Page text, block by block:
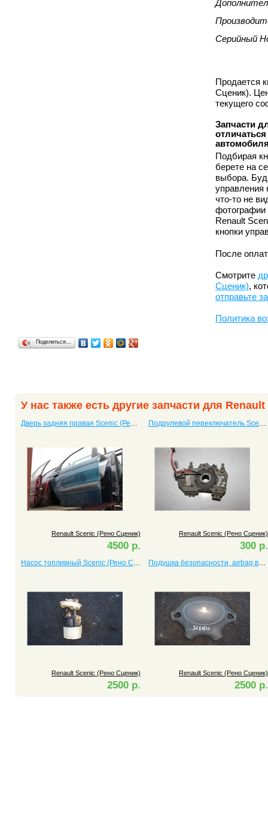
Серийный
Продается
Сценик).
текущего
Запчасти
Подбирая
берете на
выбора.
управления
что-то не
фотографии
Renault
кнопки
После
Смотрите
Сценик),
отправьте
Политика
Поделиться…
У нас также есть другие запчасти для
Дверь задняя правая Scenic (Рено Сценик)
Renault Scenic (Рено Сценик)
4500 р.
Подрулевой переключатель Scenic (Рено Сценик)
Renault Scenic (Рено Сценик)
300 р.
Насос топливный Scenic (Рено Сценик)
Renault Scenic (Рено Сценик)
2500 р.
Подушка безопасности, airbag водителя Scenic (Рено Сценик)
Renault Scenic (Рено Сценик)
2500 р.